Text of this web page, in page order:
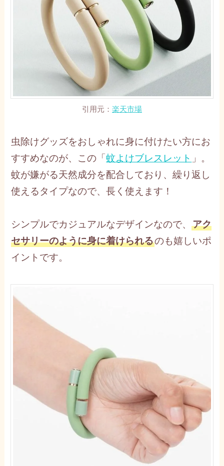
引用元： 楽天市場
虫除けグッズをおしゃれに身に付けたい方にお
すすめなのが、この「蚊よけブレスレット 」。
蚊が嫌がる天然成分を配合しており、繰り返し
使えるタイプなので、長く使えます！
シンプルでカジュアルなデザインなので、アク
セサリーのように身に着けられるのも嬉しいポ
イントです。